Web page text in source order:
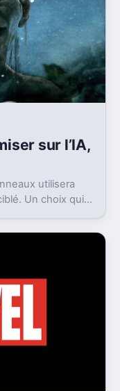
sur l’IA,
utilisera
Un choix qui